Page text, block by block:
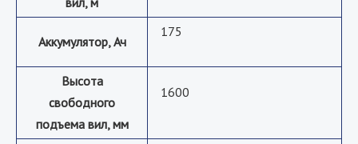
Аккумулятор, Ач
175
Высота
свободного
подъема вил, мм
1600